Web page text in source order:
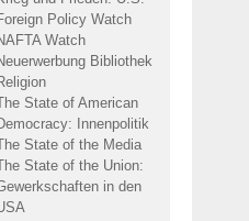
Policy Watch
Watch
Bibliothek
State of American
Innenpolitik
State of the Media
State of the Union:
in den